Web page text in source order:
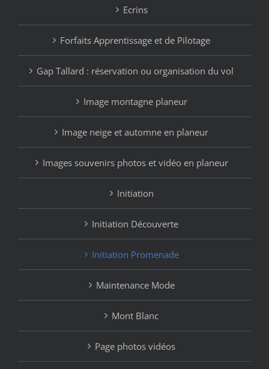
Ecrins
Forfaits Apprentissage et de Pilotage
Gap Tallard : réservation ou organisation du vol
Image montagne planeur
Image neige et automne en planeur
Images souvenirs photos et vidéo en planeur
Initiation
Initiation Découverte
Initiation Promenade
Maintenance Mode
Mont Blanc
Page photos vidéos